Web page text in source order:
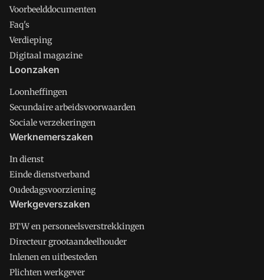
Voorbeelddocumenten
Faq's
Verdieping
Digitaal magazine
Loonzaken
Loonheffingen
Secundaire arbeidsvoorwaarden
Sociale verzekeringen
Werknemerszaken
In dienst
Einde dienstverband
Oudedagsvoorziening
Werkgeverszaken
BTW en personeelsverstrekkingen
Directeur grootaandeelhouder
Inlenen en uitbesteden
Plichten werkgever